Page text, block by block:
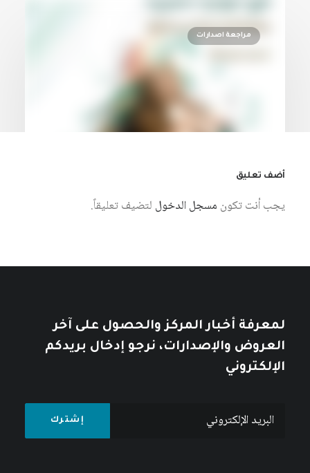
مراجعة اصدارات
7 أغسطس، 2026
أضف تعليق
يجب أنت تكون مسجل الدخول لتضيف تعليقاً.
لمعرفة أخبار المركز والحصول على آخر
العروض والإصدارات، نرجو إدخال بريدكم
الإلكتروني